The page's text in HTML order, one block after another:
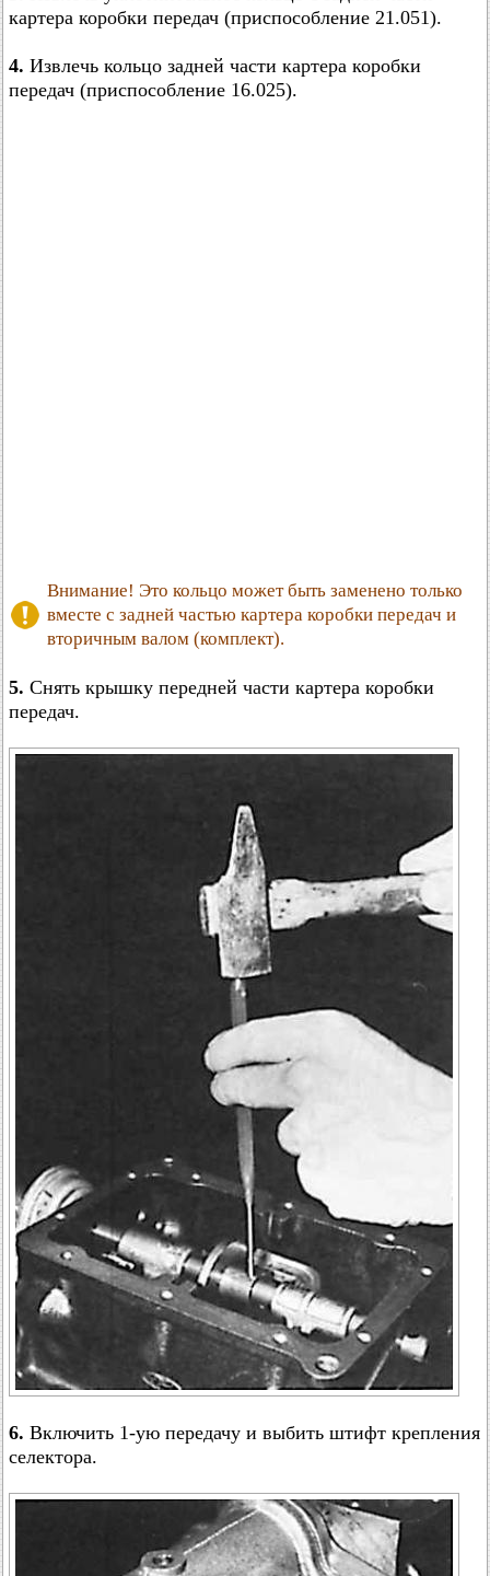
картера коробки передач (приспособление 21.051).
4. Извлечь кольцо задней части картера коробки
передач (приспособление 16.025).
Внимание! Это кольцо может быть заменено только
вместе с задней частью картера коробки передач и
вторичным валом (комплект).
5. Снять крышку передней части картера коробки
передач.
6. Включить 1-ую передачу и выбить штифт крепления
селектора.